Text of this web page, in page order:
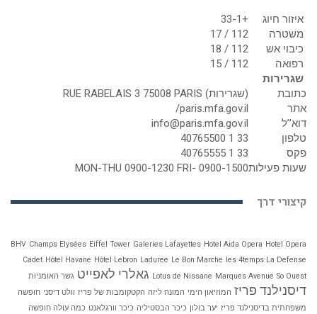
איזור חיוג
+33-1
משטרה
112 / 17
כיבוי אש
112 / 18
רפואה
112 / 15
שגרירות
כתובת
(שגרירות) RUE RABELAIS 3 75008 PARIS
אתר
paris.mfa.gov.il/
דוא’’ל
info@paris.mfa.gov.il
טלפון
33 1 40765500
פקס
33 1 40765555
שעות פעילותMON-THU 0900-1230 FRI- 0900-1500
קיצורי דרך
BHV Champs Elysées Eiffel Tower Galeries Lafayettes Hotel Aida Opera Hotel Opera
Cadet Hôtel Havane Hôtel Lebron Laduree Le Bon Marche les 4temps La Defense
Lotus de Nissane Marques Avenue So Ouest גאלרי לאפייט גשר האומניות
דיסנילנד פריז המוזיאון הימי המונה ליזה הקטקומבות של פריז וולט דיסני חופשה
משפחתית בדיסנילנד פריז יער בולון כיכר הבסטיליה כיכר וורגלאנט כמה עולה חופשה